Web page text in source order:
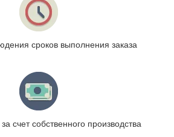
сроков выполнения заказа
счет собственного производства